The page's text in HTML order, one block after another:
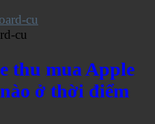
cu
thu mua Apple
ở thời điểm